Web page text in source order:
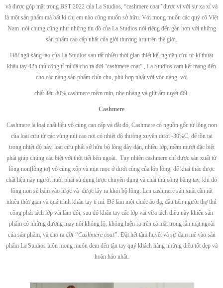
và được góp mặt trong BST 2022 của La Studios, “cashmere coat” được ví với sự xa xỉ và
là một sản phẩm mà bất kì chị em nào cũng muốn sở hữu. Với mong muốn các quý cô Việt
Nam nói chung cũng như những tín đồ của La Studios nói riêng đến gần hơn với những
sản phẩm cao cấp nhất của giới thượng lưu trên thế giới.
Đội ngũ sáng tạo của La Studios sau rất nhiều thời gian thiết kế, nghiên cứu từ kĩ thuật
khâu tay 42h thủ công tỉ mỉ đã cho ra đời “cashmere coat” , La Studios cam kết mang đến
cho các nàng sản phẩm chỉn chu, phù hợp nhất với vóc dáng, với
chất liệu 80% cashmere mềm mịn, nhẹ nhàng và giữ ấm tuyệt đối.
Cashmere
Cashmere là loại chất liệu vô cùng cao cấp và đắt đỏ, Cashmere có nguồn gốc từ lông non
của loài cừu từ các vùng núi cao nơi có nhiệt độ thường xuyên dưới -30%C, để tồn tại
trong nhiệt độ này, loài cừu phải sở hữu bộ lông dày dặn, nhiều lớp, mềm mượt đặc biệt
phải giúp chúng các biệt với thời tiết bên ngoài. Tuy nhiên cashmere chỉ được sản xuất từ
lông non(lông tơ) vô cùng xốp và mịn mọc ở dưới cùng của lớp lông, để khai thác được
chất liệu này người nuôi phải sủ dụng lược chuyên dụng và chải thủ công bằng tay, khi đó
lông non sẽ bám vào lược và được lấy ra khỏi bộ lông. Len cashmere sản xuất cần rất
nhiều thời gian và quá trình khâu tay tỉ mỉ. Để làm một chiếc áo dạ, đầu tiên người thợ thủ
công phải tách lớp vải làm đôi, sau đó khâu tay cấc lớp vải vừa tách điều này khiến sản
phẩm có những đường may nối không lộ, không hiện ra trên cả mặt trong lẫn mặt ngoài
của sản phẩm, và cho ra đời“Cashmere coat”. Đặt hết tâm huyết và sự đam mê vào sản
phẩm La Studios luôn mong muốn đem đến tận tay quý khách hàng những điều tốt đẹp và
hoàn hảo nhất.